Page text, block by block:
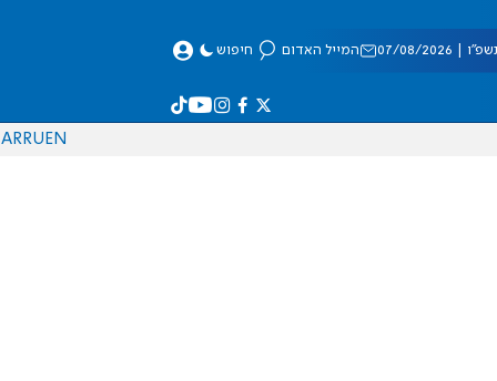
08/2026 המייל האדום חיפוש
EN
RU
AR